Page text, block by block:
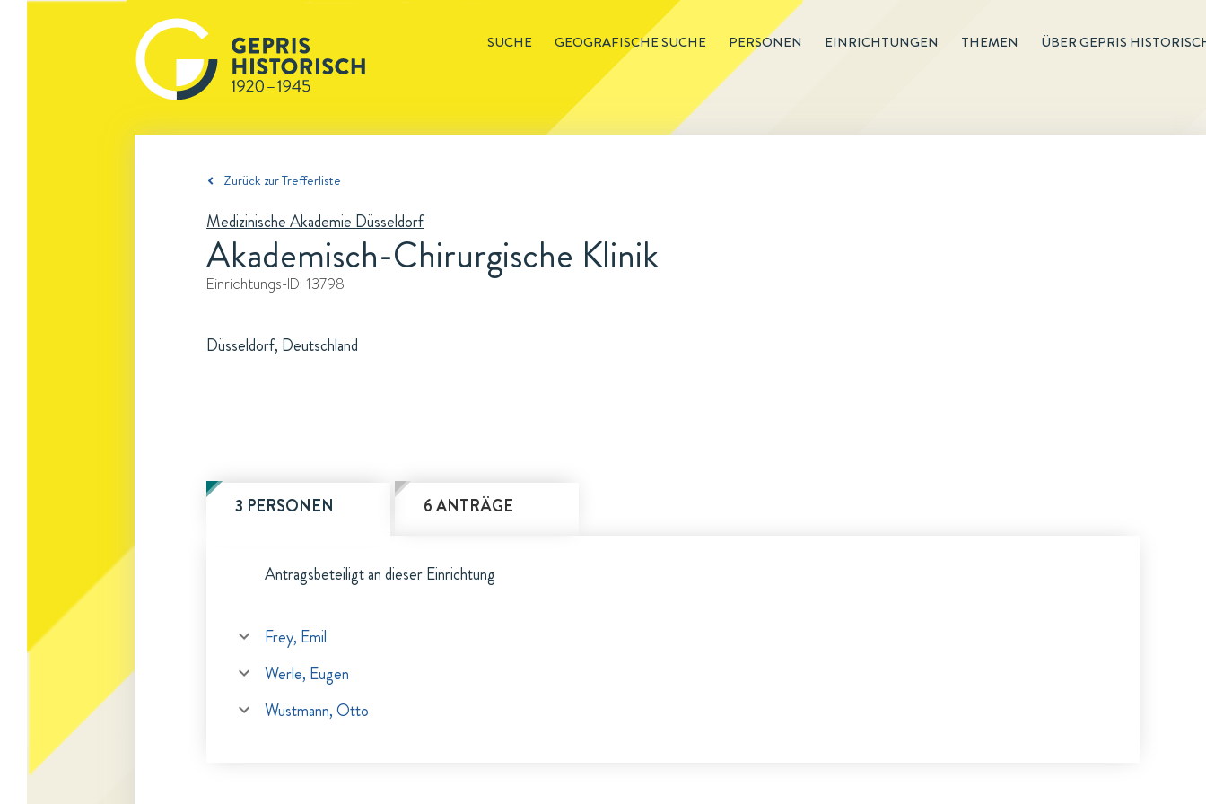
SUCHE GEOGRAFISCHE SUCHE PERSONEN EINRICHTUNGEN THEMEN ÜBER GEPRIS
Zurück zur Trefferliste
Medizinische Akademie Düsseldorf
Akademisch-Chirurgische Klinik
Einrichtungs-ID: 13798
Düsseldorf, Deutschland
3 PERSONEN 6 ANTRÄGE
Antragsbeteiligt an dieser Einrichtung
Frey, Emil
Werle, Eugen
Wustmann, Otto